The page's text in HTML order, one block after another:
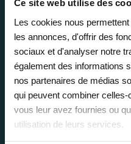
Ce site web utilise des
Les cookies nous
les annonces, d'offrir des
sociaux et d'analyser notre
également des informations
nos partenaires de médias
qui peuvent combiner
vous leur avez fournies ou
utilisation de leurs services.
Enseignez près
vos
Afin de